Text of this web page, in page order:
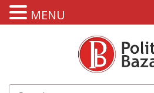
MENU